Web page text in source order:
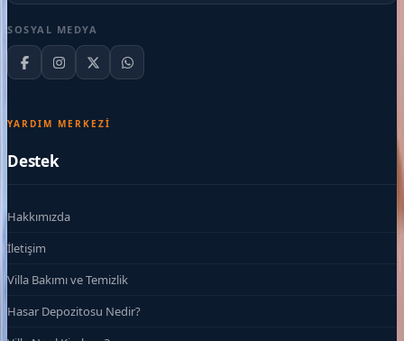
SOSYAL MEDYA
YARDIM MERKEZI
Destek
Hakkımızda
İletişim
Villa Bakımı ve Temizlik
Hasar Depozitosu Nedir?